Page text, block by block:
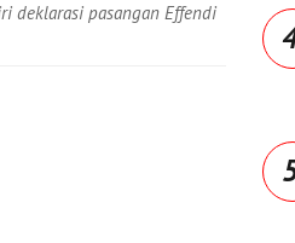
deklarasi pasangan Effendi